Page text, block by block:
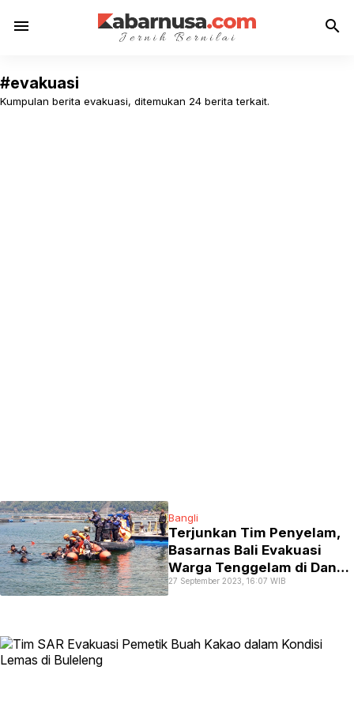
menu search
#evakuasi
Kumpulan berita evakuasi, ditemukan 24 berita terkait.
Bangli
Terjunkan Tim Penyelam,
Basarnas Bali Evakuasi
Warga Tenggelam di Danau
Batur
27 September 2023, 16:07 WIB